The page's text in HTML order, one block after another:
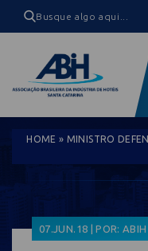
HOME » MINISTRO
07.JUN.18 | POR: